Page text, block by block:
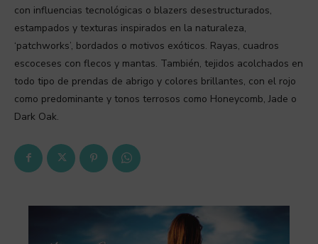
con influencias tecnológicas o blazers desestructurados,
estampados y texturas inspirados en la naturaleza,
‘patchworks’, bordados o motivos exóticos. Rayas, cuadros
escoceses con flecos y mantas. También, tejidos acolchados en
todo tipo de prendas de abrigo y colores brillantes, con el rojo
como predominante y tonos terrosos como Honeycomb, Jade o
Dark Oak.